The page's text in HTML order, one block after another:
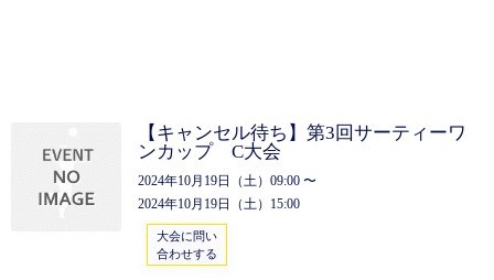
【キャンセル待ち】第3回サーティーワ
ンカップ C大会
2024年10月19日（土）09:00 〜
2024年10月19日（土）15:00
大会に問い
合わせする